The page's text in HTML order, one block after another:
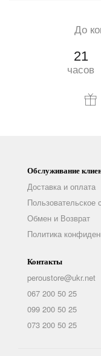
До
21
часов
Обслуживание
Доставка и оплата
Пользовательское
Обмен и Возврат
Политика
Контакты
peroustore@ukr.net
067 200 50 25
099 200 50 25
073 200 50 25